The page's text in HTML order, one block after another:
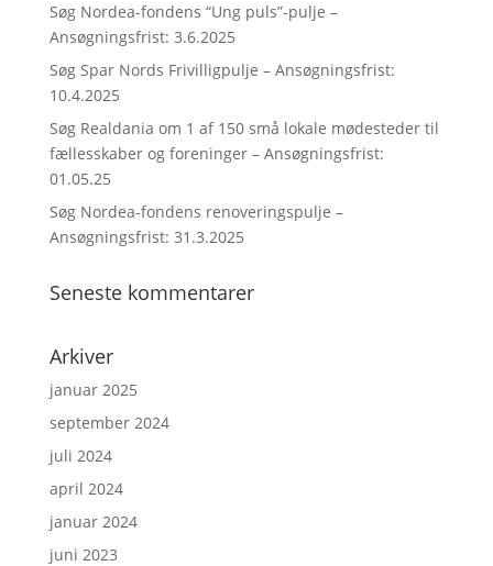
Søg Nordea-fondens “Ung puls”-pulje –
Ansøgningsfrist: 3.6.2025
Søg Spar Nords Frivilligpulje – Ansøgningsfrist:
10.4.2025
Søg Realdania om 1 af 150 små lokale mødesteder til
fællesskaber og foreninger – Ansøgningsfrist:
01.05.25
Søg Nordea-fondens renoveringspulje –
Ansøgningsfrist: 31.3.2025
Seneste kommentarer
Arkiver
januar 2025
september 2024
juli 2024
april 2024
januar 2024
juni 2023